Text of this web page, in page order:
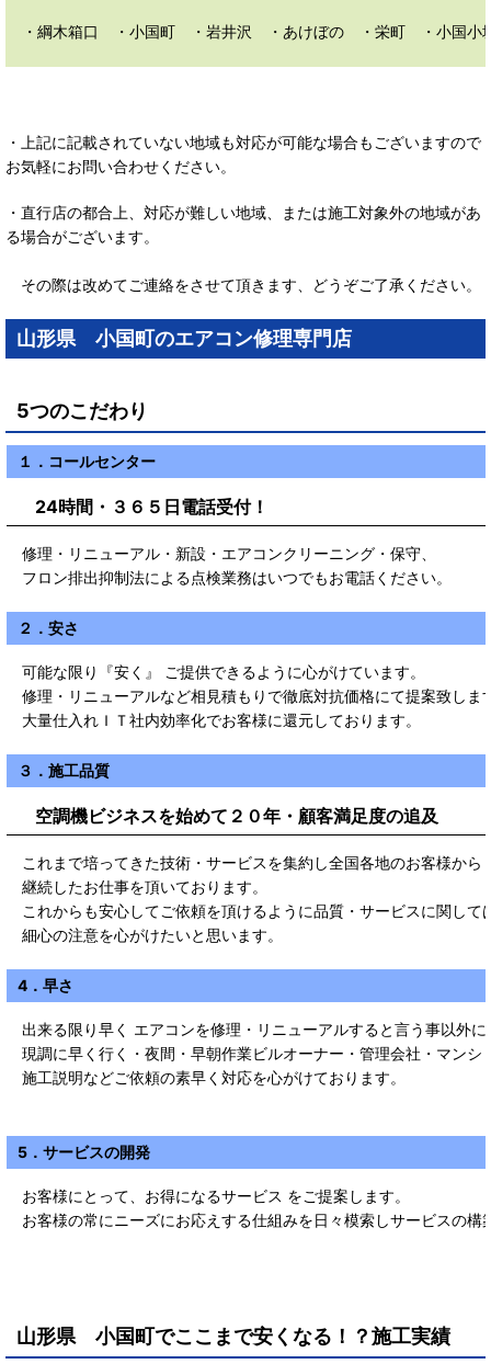
・綱木箱口 ・小国町 ・岩井沢 ・あけぼの ・栄町 ・小国小
・上記に記載されていない地域も対応が可能な場合もございますので
お気軽にお問い合わせください。
・直行店の都合上、対応が難しい地域、または施工対象外の地域があ
る場合がございます。
その際は改めてご連絡をさせて頂きます、どうぞご了承ください。
山形県 小国町のエアコン修理専門店
5つのこだわり
１．コールセンター
24時間・３６５日電話受付！
修理・リニューアル・新設・エアコンクリーニング・保守、
フロン排出抑制法による点検業務はいつでもお電話ください。
２．安さ
可能な限り『安く』 ご提供できるように心がけています。
修理・リニューアルなど相見積もりで徹底対抗価格にて提案致しま
大量仕入れＩＴ社内効率化でお客様に還元しております。
３．施工品質
空調機ビジネスを始めて２０年・顧客満足度の追及
これまで培ってきた技術・サービスを集約し全国各地のお客様から
継続したお仕事を頂いております。
これからも安心してご依頼を頂けるように品質・サービスに関して
細心の注意を心がけたいと思います。
4．早さ
出来る限り早く エアコンを修理・リニューアルすると言う事以外に
現調に早く行く・夜間・早朝作業ビルオーナー・管理会社・マンシ
施工説明などご依頼の素早く対応を心がけております。
5．サービスの開発
お客様にとって、お得になるサービス をご提案します。
お客様の常にニーズにお応えする仕組みを日々模索しサービスの構
山形県 小国町でここまで安くなる！？施工実績